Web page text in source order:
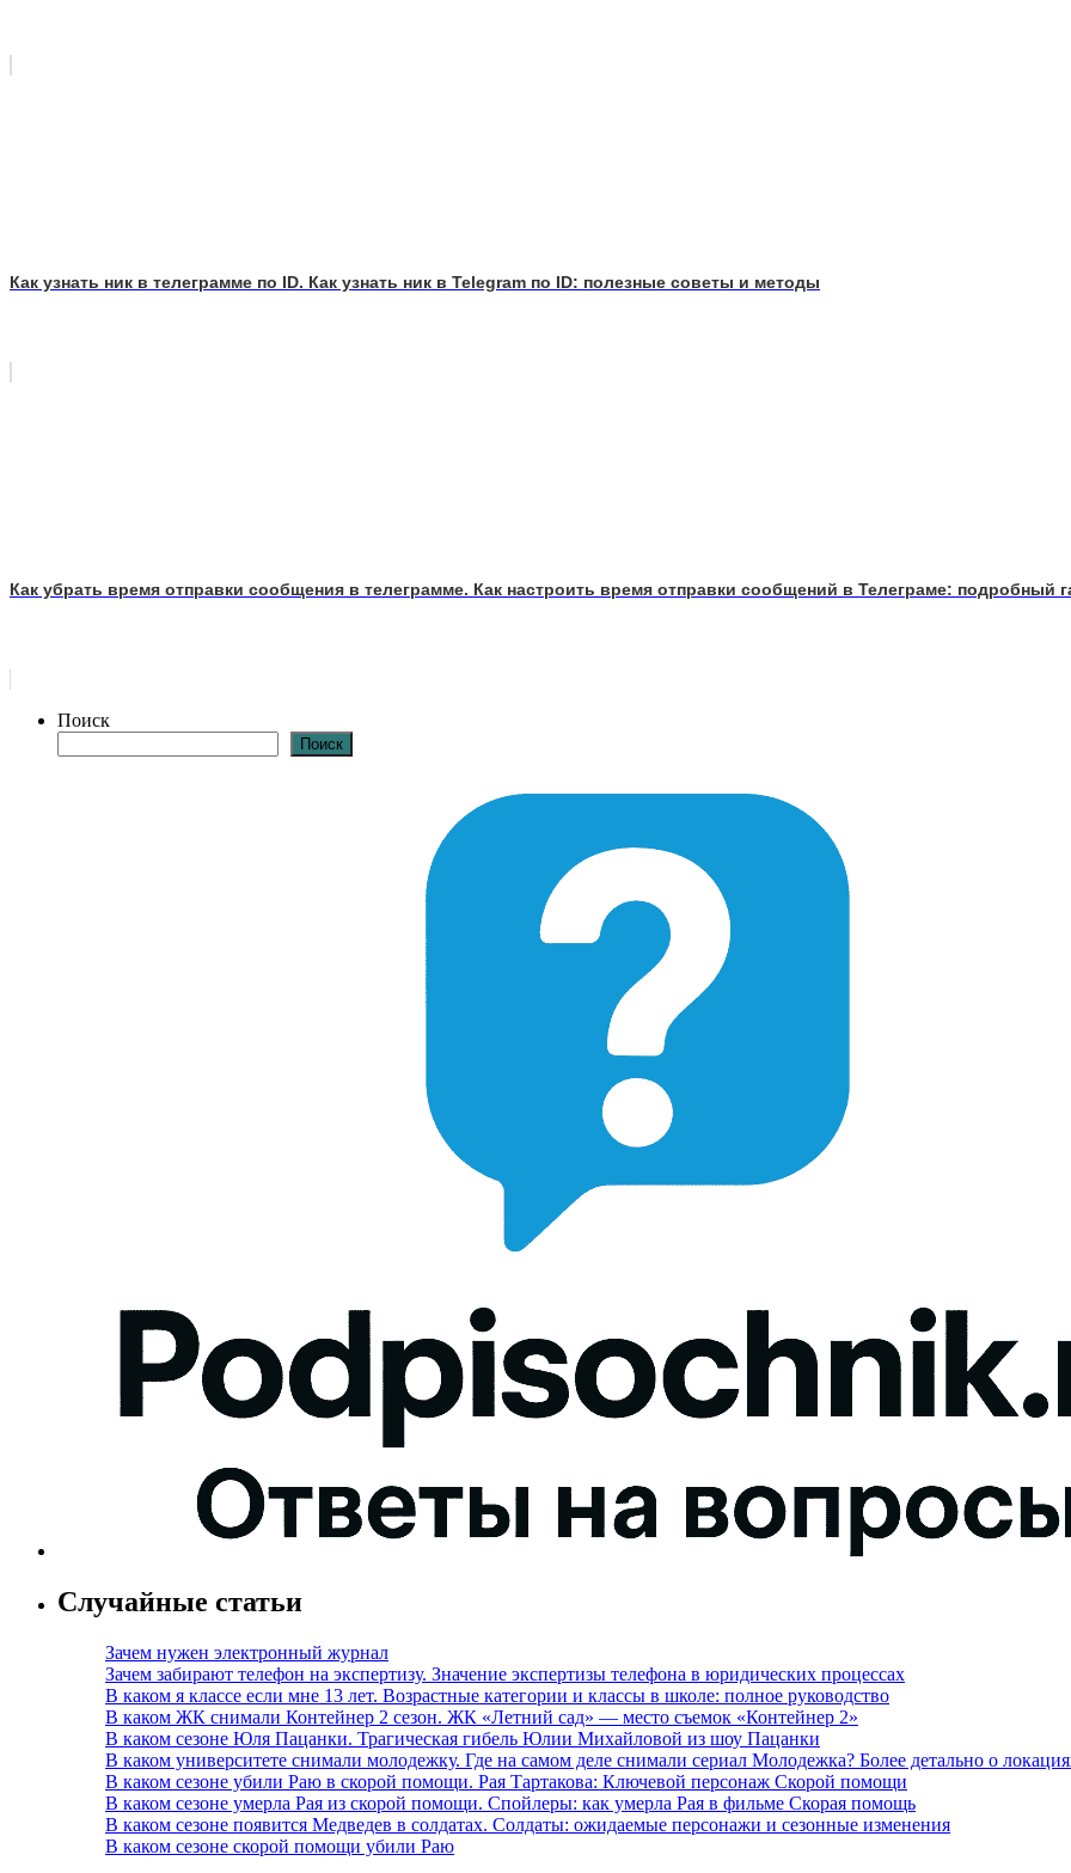
Как узнать ник в телеграмме по ID. Как узнать ник в Telegram по ID: полезные советы и методы
Как убрать время отправки сообщения в телеграмме. Как настроить время отправки сообщений в Телеграме: подробный
Поиск
Поиск
Случайные статьи
Зачем нужен электронный журнал
Зачем забирают телефон на экспертизу. Значение экспертизы телефона в юридических процессах
В каком я классе если мне 13 лет. Возрастные категории и классы в школе: полное руководство
В каком ЖК снимали Контейнер 2 сезон. ЖК «Летний сад» — место съемок «Контейнер 2»
В каком сезоне Юля Пацанки. Трагическая гибель Юлии Михайловой из шоу Пацанки
В каком университете снимали молодежку. Где на самом деле снимали сериал Молодежка? Более детально о
В каком сезоне убили Раю в скорой помощи. Рая Тартакова: Ключевой персонаж Скорой помощи
В каком сезоне умерла Рая из скорой помощи. Спойлеры: как умерла Рая в фильме Скорая помощь
В каком сезоне появится Медведев в солдатах. Солдаты: ожидаемые персонажи и сезонные изменения
В каком сезоне скорой помощи убили Раю